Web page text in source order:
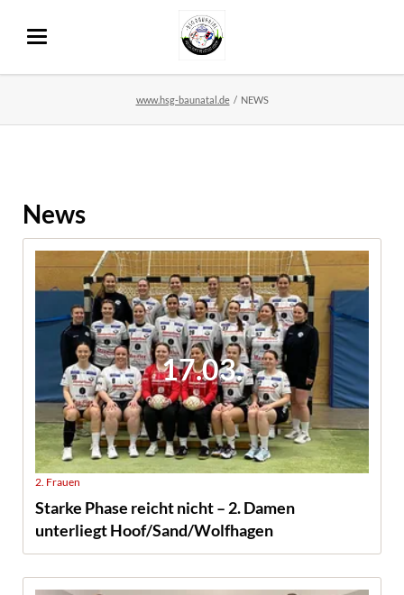
www.hsg-baunatal.de NEWS
News
17.03.
2. Frauen
Starke Phase reicht nicht – 2. Damen
unterliegt Hoof/Sand/Wolfhagen